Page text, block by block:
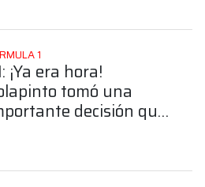
1
¡Ya era hora!
tomó una
decisión que